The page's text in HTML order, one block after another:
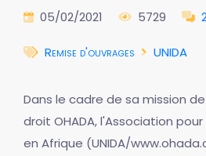
05/02/2021 5729
Remise d'ouvrages UNIDA
Dans le cadre de sa mission
droit OHADA, l'Association
en Afrique (UNIDA/